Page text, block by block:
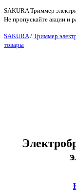
SAKURA Триммер
Не пропускайте акции и
SAKURA / Триммер
товары